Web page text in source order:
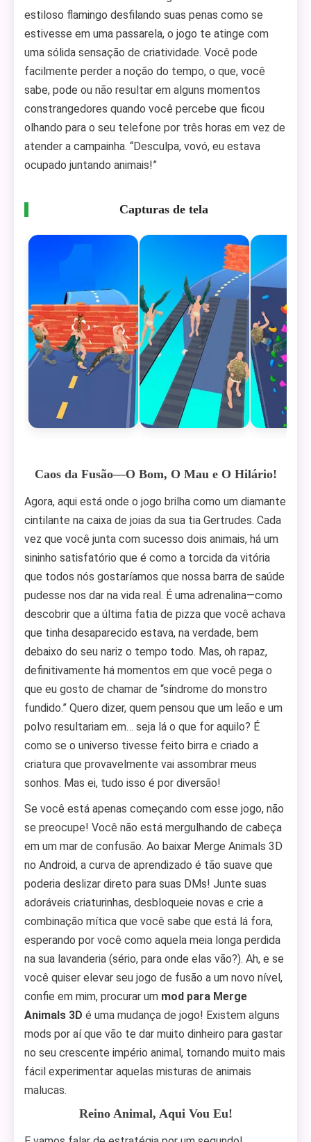
estiloso flamingo desfilando suas penas como se
estivesse em uma passarela, o jogo te atinge com
uma sólida sensação de criatividade. Você pode
facilmente perder a noção do tempo, o que, você
sabe, pode ou não resultar em alguns momentos
constrangedores quando você percebe que ficou
olhando para o seu telefone por três horas em vez de
atender a campainha. “Desculpa, vovó, eu estava
ocupado juntando animais!”
Capturas de tela
Caos da Fusão—O Bom, O Mau e O Hilário!
Agora, aqui está onde o jogo brilha como um diamante
cintilante na caixa de joias da sua tia Gertrudes. Cada
vez que você junta com sucesso dois animais, há um
sininho satisfatório que é como a torcida da vitória
que todos nós gostaríamos que nossa barra de saúde
pudesse nos dar na vida real. É uma adrenalina—como
descobrir que a última fatia de pizza que você achava
que tinha desaparecido estava, na verdade, bem
debaixo do seu nariz o tempo todo. Mas, oh rapaz,
definitivamente há momentos em que você pega o
que eu gosto de chamar de “síndrome do monstro
fundido.” Quero dizer, quem pensou que um leão e um
polvo resultariam em… seja lá o que for aquilo? É
como se o universo tivesse feito birra e criado a
criatura que provavelmente vai assombrar meus
sonhos. Mas ei, tudo isso é por diversão!
Se você está apenas começando com esse jogo, não
se preocupe! Você não está mergulhando de cabeça
em um mar de confusão. Ao baixar Merge Animals 3D
no Android, a curva de aprendizado é tão suave que
poderia deslizar direto para suas DMs! Junte suas
adoráveis criaturinhas, desbloqueie novas e crie a
combinação mítica que você sabe que está lá fora,
esperando por você como aquela meia longa perdida
na sua lavanderia (sério, para onde elas vão?). Ah, e se
você quiser elevar seu jogo de fusão a um novo nível,
confie em mim, procurar um mod para Merge
Animals 3D é uma mudança de jogo! Existem alguns
mods por aí que vão te dar muito dinheiro para gastar
no seu crescente império animal, tornando muito mais
fácil experimentar aquelas misturas de animais
malucas.
Reino Animal, Aqui Vou Eu!